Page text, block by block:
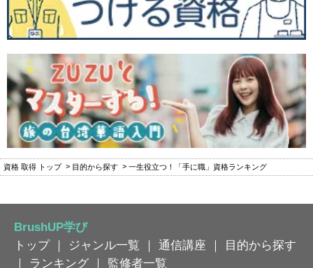
資格 取得 トップ 目的から探す 一生役立つ！「手に職」資格ランキング
BrushUP学び
トップ
ジャンル一覧 通信講座
目的から探す
ランキング 監修者一覧